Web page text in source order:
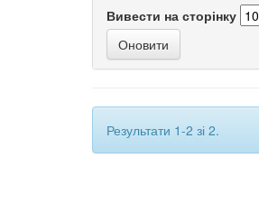
Вивести на сторінку
Результати 1-2 зі 2.